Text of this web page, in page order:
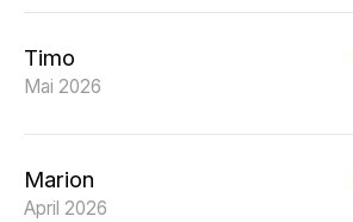
Timo
Mai 2026
Marion
April 2026